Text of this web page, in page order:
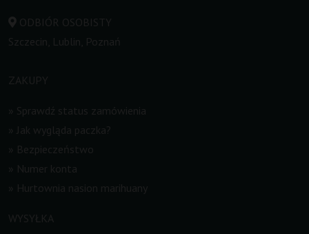
ODBIÓR OSOBISTY
Szczecin, Lublin, Poznań
ZAKUPY
Sprawdź status zamówienia
Jak wygląda paczka?
Bezpieczeństwo
Numer konta
Hurtownia nasion marihuany
WYSYŁKA